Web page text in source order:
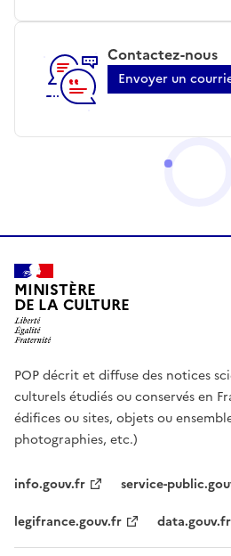
Contactez-nous
Envoyer un
MINISTÈRE
DE LA CULTURE
POP décrit et diffuse des notices
culturels étudiés ou conservés en
édifices ou sites, objets ou
photographies, etc.)
info.gouv.fr
service-
legifrance.gouv.fr
data.gouv.fr